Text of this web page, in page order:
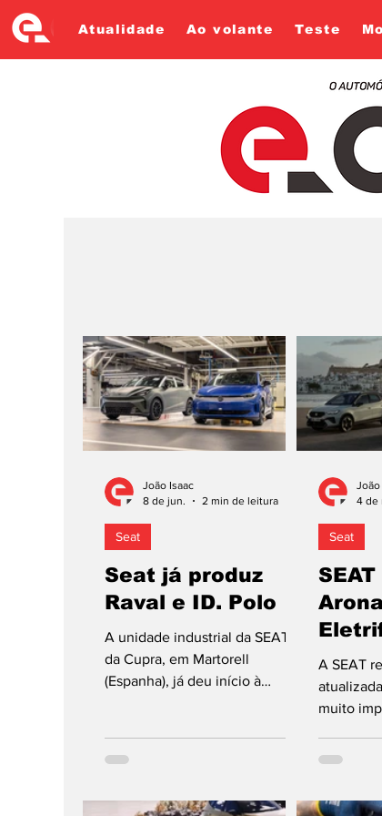
Atualidade Ao volante Teste
Seat já produz
Raval e ID. Polo
A unidade industrial da SEAT e
da Cupra, em Martorell
(Espanha), já deu início à
nova família de carros elétricos
Grupo Volkswagen: o Cupra
Seat
João Isaac
8 de jun.
2 min de leitura
A SEAT
muito
Seat
João
4 de